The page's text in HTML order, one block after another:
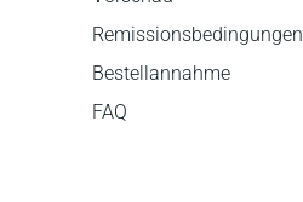
Remissionsbedingungen
Bestellannahme
FAQ